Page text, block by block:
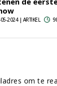
2024 | ARTIKEL
om te